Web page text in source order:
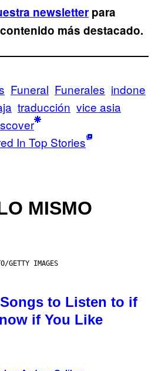
newsletter para
más destacado.
Funeral Funerales indone
traducción vice asia
In Top Stories
MISMO
GETTY IMAGES
to Listen to if
if You Like